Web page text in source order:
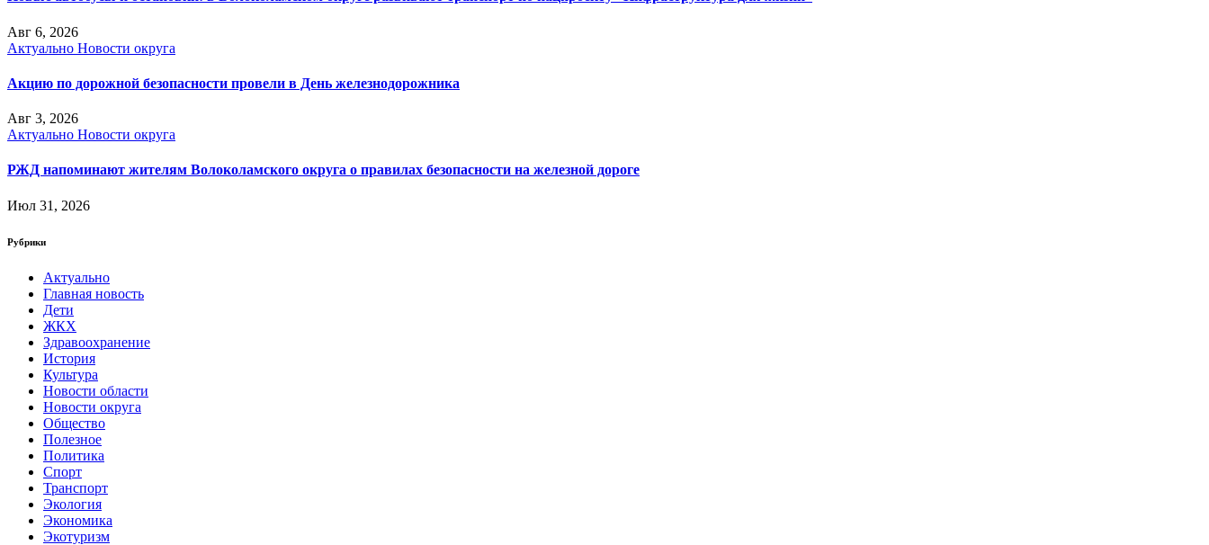
Авг 6, 2026
Актуально Новости округа
Акцию по дорожной безопасности провели в День железнодорожника
Авг 3, 2026
Актуально Новости округа
РЖД напоминают жителям Волоколамского округа о правилах безопасности на железной дороге
Июл 31, 2026
Рубрики
Актуально
Главная новость
Дети
ЖКХ
Здравоохранение
История
Культура
Новости области
Новости округа
Общество
Полезное
Политика
Спорт
Транспорт
Экология
Экономика
Экотуризм